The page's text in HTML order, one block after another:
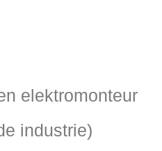
elektromonteur
industrie)